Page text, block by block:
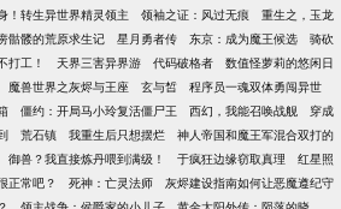
！转生异世界精灵领主 领袖之证：风过无痕
重生之，玉龙
骷髅的荒原求生记 星月勇者传 东京：成为魔王候选
骑砍
打工！ 天界三害异界游 代码破格者
数值怪萝莉的悠闲日
魔兽世界之灰烬与王座 玄与皙
程序员一魂双体勇闯异世
僵约：开局马小玲复活僵尸王 西幻，我能召唤战舰
穿成
荒石镇 我重生后只想摆烂
神人帝国和魔王军混合双打的
御兽？我直接炼丹喂到满级！ 于疯狂边缘窃取真理
红星照
正常吧？ 死神：亡灵法师
灰烬建设指南如何让恶魔遵纪守